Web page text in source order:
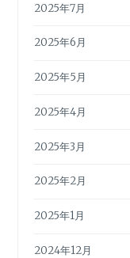
2025年7月
2025年6月
2025年5月
2025年4月
2025年3月
2025年2月
2025年1月
2024年12月